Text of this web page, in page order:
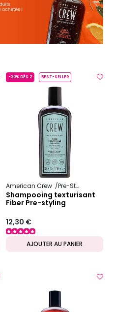
-20% DÈS 2 BEST-SELLER
American Crew Pre-Styling
Shampooing texturisant
Fiber Pre-styling
12,30 €
AJOUTER AU PANIER